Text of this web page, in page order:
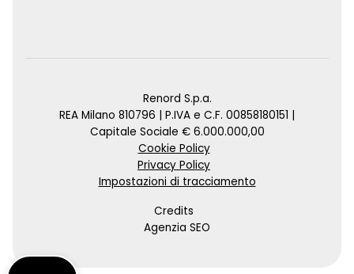
Renord S.p.a.
REA Milano 810796 | P.IVA e C.F. 00858180151 |
Capitale Sociale € 6.000.000,00
Cookie Policy
Privacy Policy
Impostazioni di tracciamento
Credits
Agenzia SEO